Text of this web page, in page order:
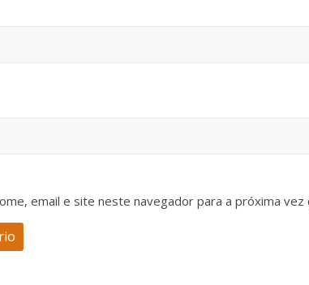
email e site neste navegador para a próxima vez